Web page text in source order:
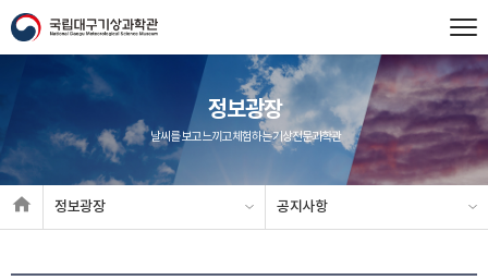
정보광장
날씨를 보고 느끼고 체험하는 기상전문과학관
정보광장 공지사항